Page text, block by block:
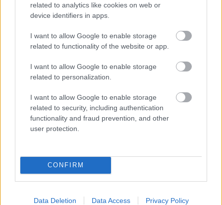
related to analytics like cookies on web or
device identifiers in apps.
I want to allow Google to enable storage
related to functionality of the website or app.
I want to allow Google to enable storage
related to personalization.
I want to allow Google to enable storage
related to security, including authentication
functionality and fraud prevention, and other
user protection.
CONFIRM
Data Deletion Data Access Privacy Policy
Rónai András